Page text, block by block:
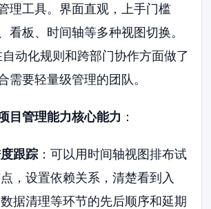
理工具。界面直观，上手门槛
看板、时间轴等多种视图切换。
动化规则和跨部门协作方面做了
需要轻量级管理的团队。
目管理能力核心能力 ：
跟踪：可以用时间轴视图排布试
，设置依赖关系，清楚看到入
据清理等环节的先后顺序和延期